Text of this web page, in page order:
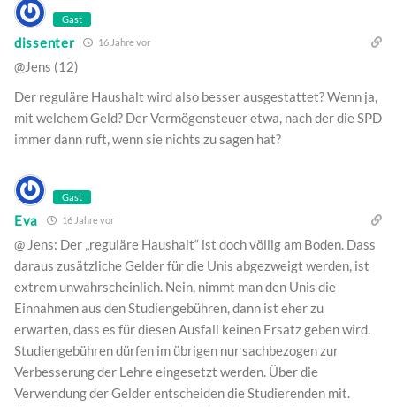
Gast
dissenter 16 Jahre vor
@Jens (12)
Der reguläre Haushalt wird also besser ausgestattet? Wenn ja,
mit welchem Geld? Der Vermögensteuer etwa, nach der die SPD
immer dann ruft, wenn sie nichts zu sagen hat?
Gast
Eva 16 Jahre vor
@ Jens: Der „reguläre Haushalt“ ist doch völlig am Boden. Dass
daraus zusätzliche Gelder für die Unis abgezweigt werden, ist
extrem unwahrscheinlich. Nein, nimmt man den Unis die
Einnahmen aus den Studiengebühren, dann ist eher zu
erwarten, dass es für diesen Ausfall keinen Ersatz geben wird.
Studiengebühren dürfen im übrigen nur sachbezogen zur
Verbesserung der Lehre eingesetzt werden. Über die
Verwendung der Gelder entscheiden die Studierenden mit.